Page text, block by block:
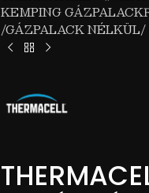
KEMPING
/GÁZPALACK NÉLKÜL/